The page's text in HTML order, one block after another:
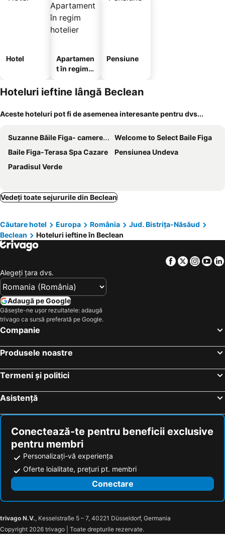
Hotel
Apartamen
t în regim
Pensiune
Hoteluri ieftine lângă Beclean
Aceste hoteluri pot fi de asemenea interesante pentru dvs...
Suzanne Băile Figa- camere tip hotel
Welcome to Select Baile Figa
Baile Figa-Terasa Spa Cazare
Pensiunea Undeva
Paradisul Verde
Vedeți toate sejururile din Beclean
Căutare hotel Europa România
Jud. Bistrița-Năsăud
Beclean
Hoteluri ieftine în Beclean
Facebook
Twitter
Alegeţi ţara dvs.
Adaugă pe Google
Găsește-ne ușor rezultatele: adaugă
trivago ca sursă preferată pe Google.
Companie
Produsele noastre
Termeni și politici
Asistență
Conectează-te pentru beneficii exclusive
pentru membri
Personalizați-vă experiența
Oferte loialitate, prețuri pt. membri
Conectare
trivago N.V., Kesselstraße 5 – 7, 40221 Düsseldorf, Germania
Copyright 2026 trivago | Toate drepturile rezervate.